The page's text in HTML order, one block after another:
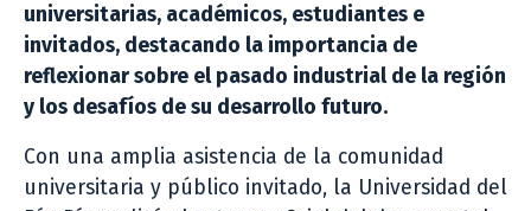
universitarias, académicos, estudiantes e
invitados, destacando la importancia de
reflexionar sobre el pasado industrial de la región
y los desafíos de su desarrollo futuro.
Con una amplia asistencia de la comunidad
universitaria y público invitado, la Universidad del